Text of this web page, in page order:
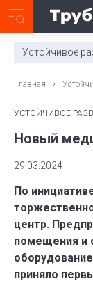
0:00/ 11:03
Устойчивое
Главная
УСТОЙЧИВОЕ
Новый
29.03.2024
По
центр.
помещения и
приняло